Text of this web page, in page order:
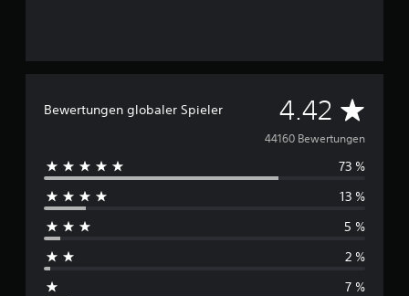
Bewertungen globaler Spieler 4.42 D
u
r
c
44160 Bewertungen
73 %
13 %
5 %
2 %
7 %